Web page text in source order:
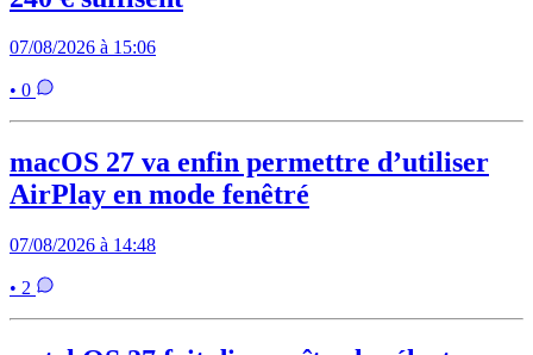
07/08/2026 à 15:06
• 0
macOS 27 va enfin permettre d’utiliser
AirPlay en mode fenêtré
07/08/2026 à 14:48
• 2